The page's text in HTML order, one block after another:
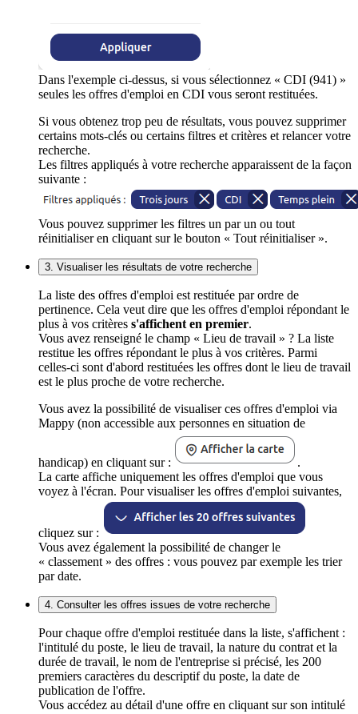
Dans l'exemple ci-dessus, si vous sélectionnez « CDI (941) »
seules les offres d'emploi en CDI vous seront restituées.
Si vous obtenez trop peu de résultats, vous pouvez supprimer
certains mots-clés ou certains filtres et critères et relancer votre
recherche.
Les filtres appliqués à votre recherche apparaissent de la façon
suivante :
Vous pouvez supprimer les filtres un par un ou tout
réinitialiser en cliquant sur le bouton « Tout réinitialiser ».
3. Visualiser les résultats de votre recherche
La liste des offres d'emploi est restituée par ordre de
pertinence. Cela veut dire que les offres d'emploi répondant le
plus à vos critères s'affichent en premier.
Vous avez renseigné le champ « Lieu de travail » ? La liste
restitue les offres répondant le plus à vos critères. Parmi
celles-ci sont d'abord restituées les offres dont le lieu de travail
est le plus proche de votre recherche.
Vous avez la possibilité de visualiser ces offres d'emploi via
Mappy (non accessible aux personnes en situation de
handicap) en cliquant sur :
.
La carte affiche uniquement les offres d'emploi que vous
voyez à l'écran. Pour visualiser les offres d'emploi suivantes,
cliquez sur :
Vous avez également la possibilité de changer le
« classement » des offres : vous pouvez par exemple les trier
par date.
4. Consulter les offres issues de votre recherche
Pour chaque offre d'emploi restituée dans la liste, s'affichent :
l'intitulé du poste, le lieu de travail, la nature du contrat et la
durée de travail, le nom de l'entreprise si précisé, les 200
premiers caractères du descriptif du poste, la date de
publication de l'offre.
Vous accédez au détail d'une offre en cliquant sur son intitulé